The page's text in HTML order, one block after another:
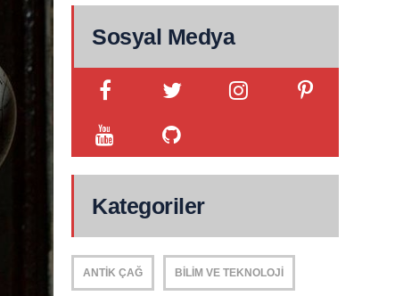
Sosyal Medya
Kategoriler
ANTIK ÇAĞ BILIM VE TEKNOLOJI